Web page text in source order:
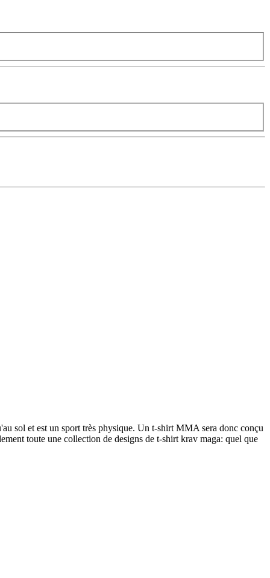
sol et est un sport très physique. Un t-shirt MMA sera donc conçu
toute une collection de designs de t-shirt krav maga: quel que